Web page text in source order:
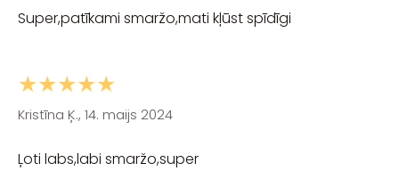
Super,patīkami smaržo,mati kļūst spīdīgi
★★★★★
Kristīna Ķ., 14. maijs 2024
Ļoti labs,labi smaržo,super